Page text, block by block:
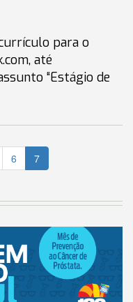
para o
, até
“Estágio de
6 7